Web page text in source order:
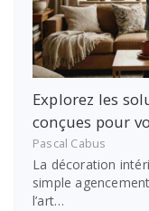
Explorez les
conçues pour
Pascal Cabus
La décoration
simple
l’art…